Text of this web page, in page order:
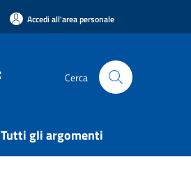
Accedi all'area personale
Cerca
Tutti gli argomenti